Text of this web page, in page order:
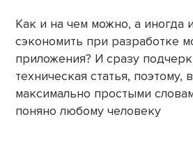
Как и на чем можно, а иногда
сэкономить при разработке
приложения? И сразу
техническая статья, поэтому,
максимально простыми
поняно любому человеку